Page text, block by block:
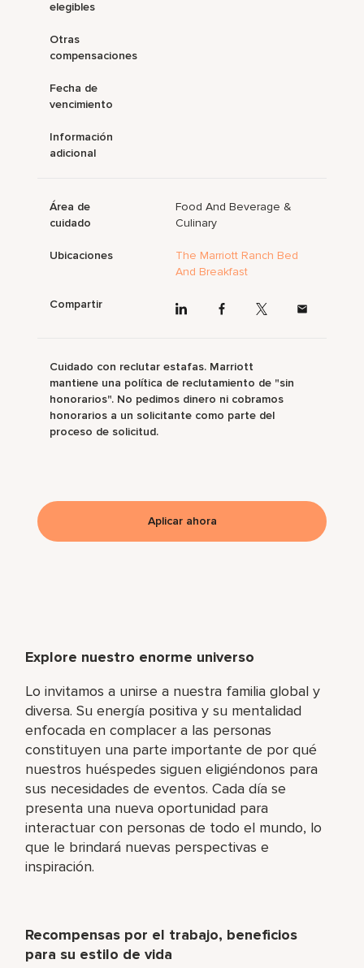
Explore nuestro enorme universo
Lo invitamos a unirse a nuestra familia global y
diversa. Su energía positiva y su mentalidad
enfocada en complacer a las personas
constituyen una parte importante de por qué
nuestros huéspedes siguen eligiéndonos para
sus necesidades de eventos. Cada día se
presenta una nueva oportunidad para
interactuar con personas de todo el mundo, lo
que le brindará nuevas perspectivas e
inspiración.
Recompensas por el trabajo, beneficios
para su estilo de vida
elegibles
Otras
compensaciones
Fecha de
vencimiento
Información
adicional
Área de
cuidado
Food And Beverage &
Culinary
Ubicaciones
The Marriott Ranch Bed
And Breakfast
Compartir
Cuidado con reclutar estafas. Marriott
mantiene una política de reclutamiento de "sin
honorarios". No pedimos dinero ni cobramos
honorarios a un solicitante como parte del
proceso de solicitud.
Aplicar ahora